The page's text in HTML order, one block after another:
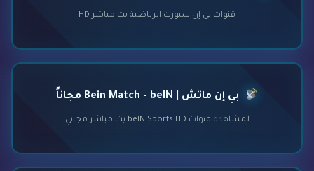
قنوات بي إن سبورت الرياضية بث مباشر HD
بي إن ماتش | Bein Match - beIN مجاناً
لمشاهدة قنوات beIN Sports HD بث مباشر مجاني